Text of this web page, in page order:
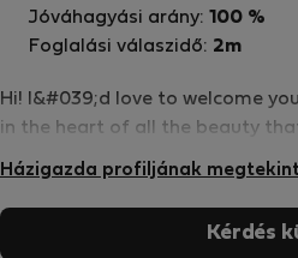
Hi! I&#039;d love to welcome
in the heart of all the beauty
Házigazda profiljának
Jóváhagyási arány: 100 %
Foglalási válaszidő: 2m
Kérdés